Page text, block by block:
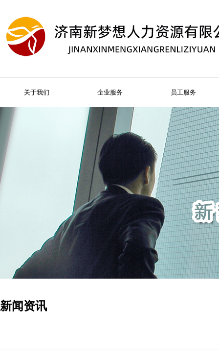
关于我们 企业服务 员工服务
新闻资讯